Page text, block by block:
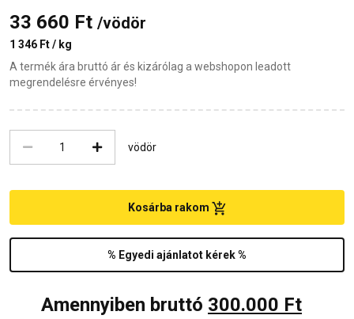
33 660 Ft /vödör
1 346 Ft / kg
A termék ára bruttó ár és kizárólag a webshopon leadott
megrendelésre érvényes!
vödör
% Egyedi ajánlatot kérek %
Kosárba rakom
Amennyiben bruttó 300.000 Ft